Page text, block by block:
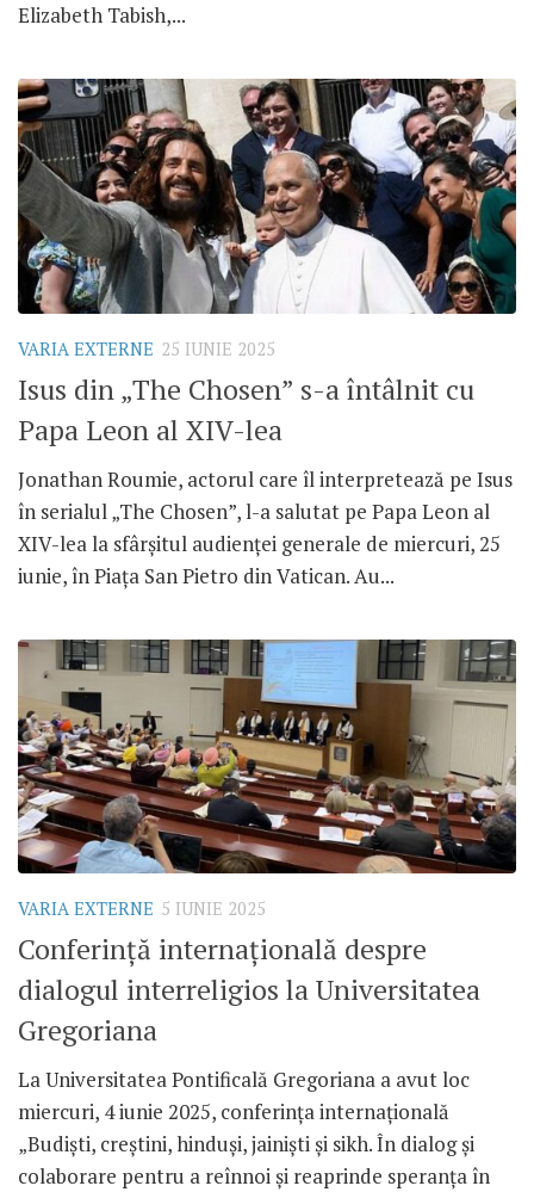
Elizabeth Tabish,...
VARIA EXTERNE 25 IUNIE 2025
Isus din „The Chosen” s-a întâlnit cu
Papa Leon al XIV-lea
Jonathan Roumie, actorul care îl interpretează pe Isus
în serialul „The Chosen”, l-a salutat pe Papa Leon al
XIV-lea la sfârșitul audienței generale de miercuri, 25
iunie, în Piața San Pietro din Vatican. Au...
VARIA EXTERNE 5 IUNIE 2025
Conferință internațională despre
dialogul interreligios la Universitatea
Gregoriana
La Universitatea Pontificală Gregoriana a avut loc
miercuri, 4 iunie 2025, conferința internațională
„Budiști, creștini, hinduși, jainiști și sikh. În dialog și
colaborare pentru a reînnoi și reaprinde speranța în